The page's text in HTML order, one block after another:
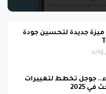
جديدة لتحسين جودة
واحد
جوجل تخطط لتغييرات
2025